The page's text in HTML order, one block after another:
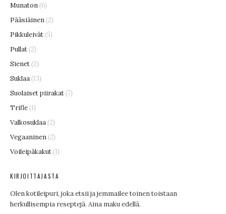
Munaton(6)
Pääsiäinen(2)
Pikkuleivät(5)
Pullat(2)
Sienet(2)
Suklaa(13)
Suolaiset piirakat(7)
Trifle(1)
Valkosuklaa(2)
Vegaaninen(2)
Voileipäkakut(1)
KIRJOITTAJASTA
Olen kotileipuri, joka etsii ja jemmailee toinen toistaan
herkullisempia reseptejä. Aina maku edellä.